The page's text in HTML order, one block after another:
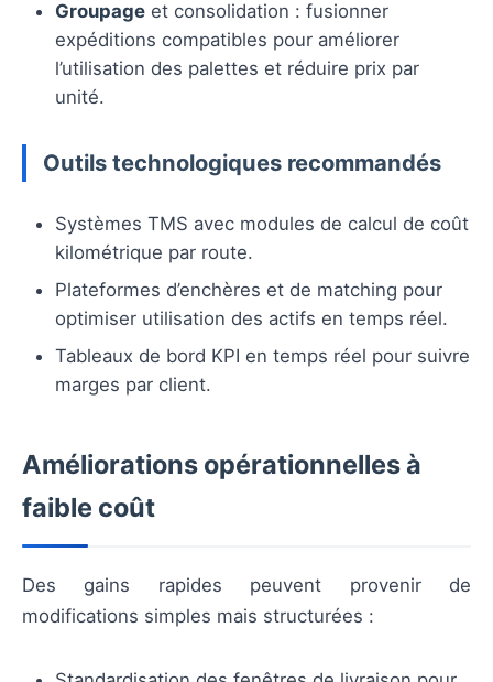
Groupage et consolidation : fusionner
expéditions compatibles pour améliorer
l’utilisation des palettes et réduire prix par
unité.
Outils technologiques recommandés
Systèmes TMS avec modules de calcul de coût
kilométrique par route.
Plateformes d’enchères et de matching pour
optimiser utilisation des actifs en temps réel.
Tableaux de bord KPI en temps réel pour suivre
marges par client.
Améliorations opérationnelles à
faible coût
Des gains rapides peuvent provenir de
modifications simples mais structurées :